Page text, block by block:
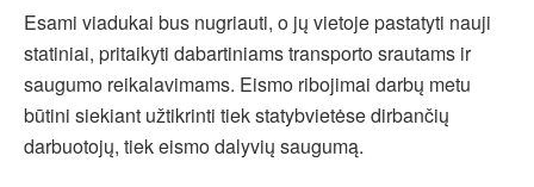
Esami viadukai bus nugriauti, o jų vietoje pastatyti nauji
statiniai, pritaikyti dabartiniams transporto srautams ir
saugumo reikalavimams. Eismo ribojimai darbų metu
būtini siekiant užtikrinti tiek statybvietėse dirbančių
darbuotojų, tiek eismo dalyvių saugumą.